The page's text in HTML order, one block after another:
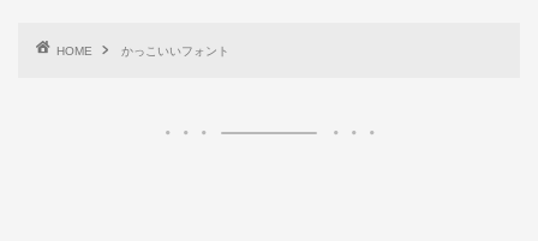
HOME かっこいいフォント